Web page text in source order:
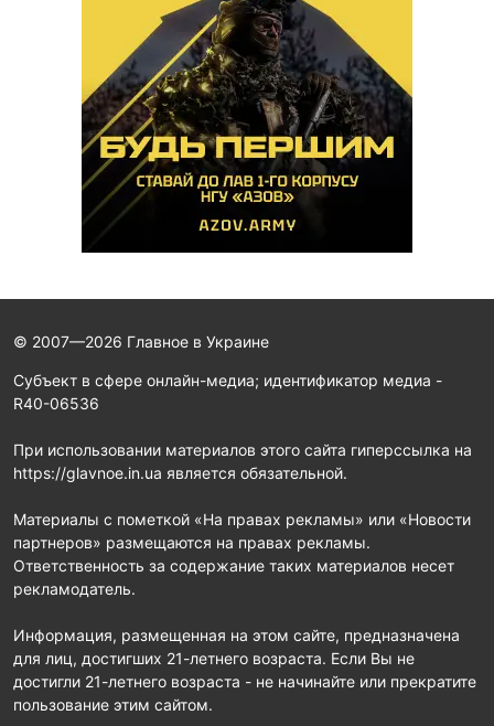
© 2007—2026 Главное в Украине
Субъект в сфере онлайн-медиа; идентификатор медиа -
R40-06536
При использовании материалов этого сайта гиперссылка на
https://glavnoe.in.ua является обязательной.
Материалы с пометкой «На правах рекламы» или «Новости
партнеров» размещаются на правах рекламы.
Ответственность за содержание таких материалов несет
рекламодатель.
Информация, размещенная на этом сайте, предназначена
для лиц, достигших 21-летнего возраста. Если Вы не
достигли 21-летнего возраста - не начинайте или прекратите
пользование этим сайтом.